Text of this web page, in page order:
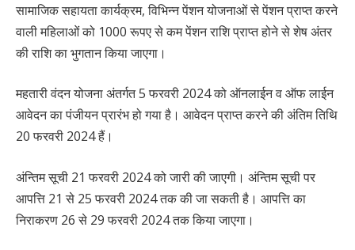
सामाजिक सहायता कार्यक्रम, विभिन्न पेंशन योजनाओं से पेंशन प्राप्त करने
वाली महिलाओं को 1000 रूपए से कम पेंशन राशि प्राप्त होने से शेष अंतर
की राशि का भुगतान किया जाएगा।
महतारी वंदन योजना अंतर्गत 5 फरवरी 2024 को ऑनलाईन व ऑफ लाईन
आवेदन का पंजीयन प्रारंभ हो गया है। आवेदन प्राप्त करने की अंतिम तिथि
20 फरवरी 2024 हैं।
अंन्तिम सूची 21 फरवरी 2024 को जारी की जाएगी। अंन्तिम सूची पर
आपत्ति 21 से 25 फरवरी 2024 तक की जा सकती है। आपत्ति का
निराकरण 26 से 29 फरवरी 2024 तक किया जाएगा।